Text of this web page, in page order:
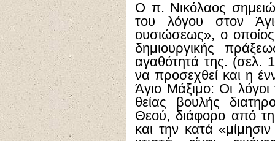
Ο π. Νικόλαος
του λόγου στον
ουσιώσεως», ο οποίος
δημιουργικής
αγαθότητά της. (σελ.
να προσεχθεί και η
Άγιο Μάξιμο: Οι
θείας βουλής
Θεού, διάφορο από
και την κατά